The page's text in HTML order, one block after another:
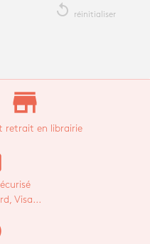
replay réinitialiser
store_mall_directory
retrait en librairie
Visa...